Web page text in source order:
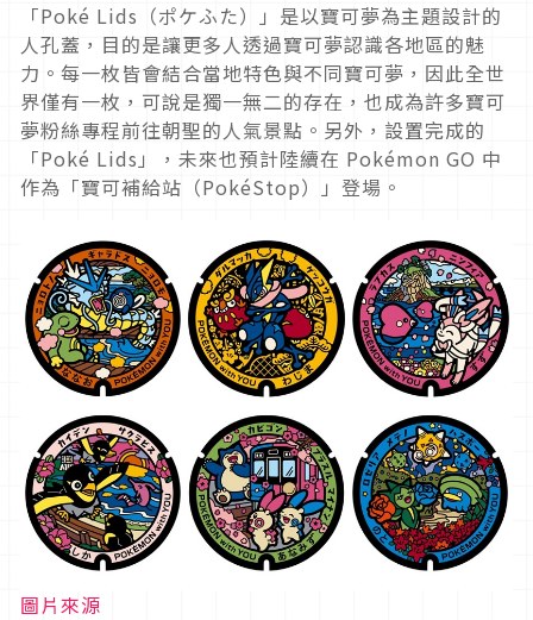
「Poké Lids（ポケふた）」是以寶可夢為主題設計的
人孔蓋，目的是讓更多人透過寶可夢認識各地區的魅
力。每一枚皆會結合當地特色與不同寶可夢，因此全世
界僅有一枚，可說是獨一無二的存在，也成為許多寶可
夢粉絲專程前往朝聖的人氣景點。另外，設置完成的
「Poké Lids」，未來也預計陸續在 Pokémon GO 中
作為「寶可補給站（PokéStop）」登場。
圖片來源